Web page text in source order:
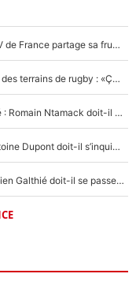
Mis de côté par Fabien Galthié, un joueur du XV de France partage sa frustration : «ils ne me l’ont pas dit tout de suite»
La raison d'être de Matthieu Jalibert en dehors des terrains de rugby : «Ça m'atteint autant que si tu touches à un membre de ma famille»
XV de France - Matthieu Jalibert a tout changé : Romain Ntamack doit-il s’inquiéter pour sa place à un an de la Coupe du monde ?
«Le XV de France est meilleur avec Lucu» : Antoine Dupont doit-il s’inquiéter pour sa place ?
Le XV de France a trouvé son remplaçant : Fabien Galthié doit-il se passer d'Antoine Dupont ?